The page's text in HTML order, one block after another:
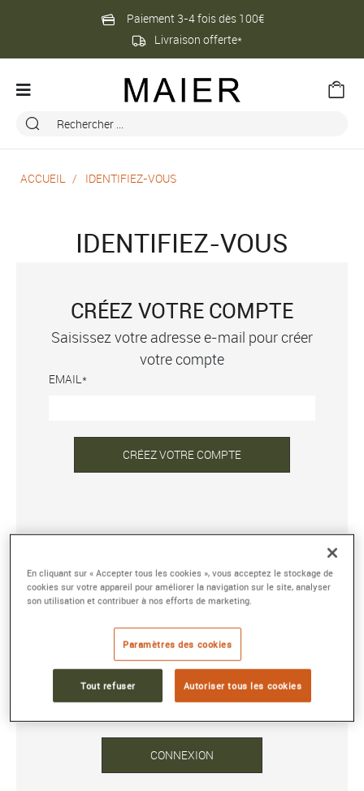
Paiement 3-4 fois dès 100€
Livraison offerte*
ACCUEIL IDENTIFIEZ-VOUS
IDENTIFIEZ-VOUS
CRÉEZ VOTRE COMPTE
Saisissez votre adresse e-mail pour créer
votre compte
EMAIL
CRÉEZ VOTRE COMPTE
ADRESSE E-MAIL OU NOM D'UTILISATEUR
MOT DE PASSE
CONNEXION
En cliquant sur « Accepter tous les cookies », vous acceptez le stockage de
cookies sur votre appareil pour améliorer la navigation sur le site, analyser
son utilisation et contribuer à nos efforts de marketing.
Paramètres des cookies
Tout refuser Autoriser tous les cookies